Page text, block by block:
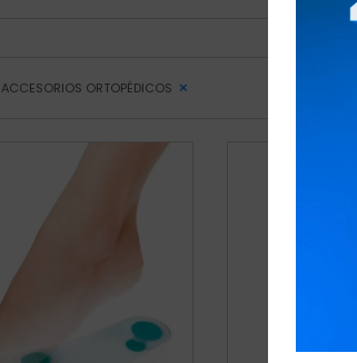
ACCESORIOS ORTOPÉDICOS